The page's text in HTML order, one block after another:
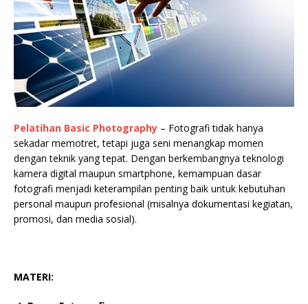
Pelatihan Basic Photography – Fotografi tidak hanya
sekadar memotret, tetapi juga seni menangkap momen
dengan teknik yang tepat. Dengan berkembangnya teknologi
kamera digital maupun smartphone, kemampuan dasar
fotografi menjadi keterampilan penting baik untuk kebutuhan
personal maupun profesional (misalnya dokumentasi kegiatan,
promosi, dan media sosial).
MATERI: